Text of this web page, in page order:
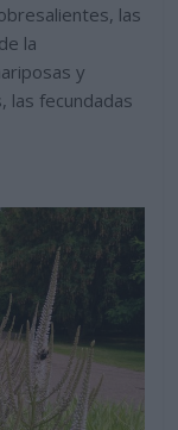
las
la
y
las fecundadas